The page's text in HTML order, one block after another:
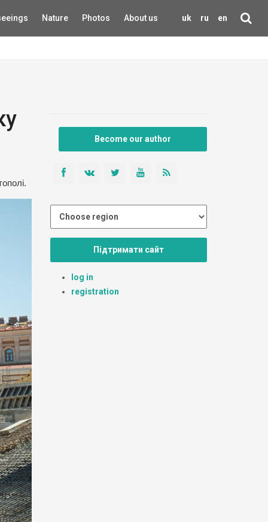
uk ru en
Nature Photos About us
Become our author
Підтримати сайт
log in
registration